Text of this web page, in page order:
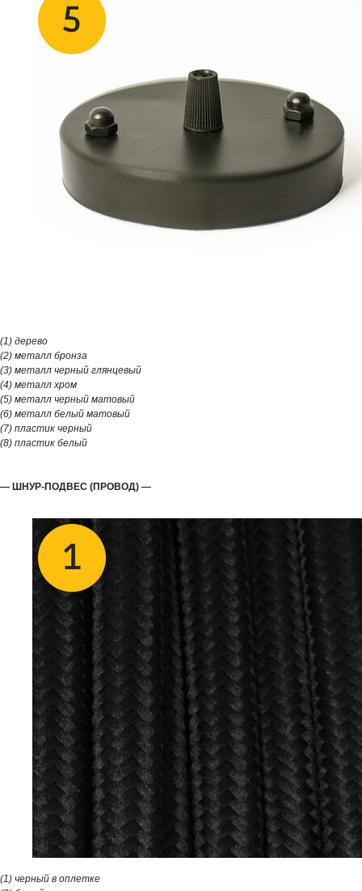
(1) дерево
(2) металл бронза
(3) металл черный глянцевый
(4) металл хром
(5) металл черный матовый
(6) металл белый матовый
(7) пластик черный
(8) пластик белый
— ШНУР-ПОДВЕС (ПРОВОД) —
(1) черный в оплетке